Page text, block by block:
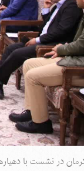
در نشست با